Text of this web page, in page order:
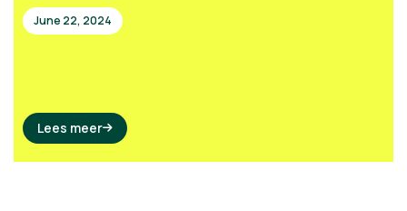
June 22, 2024
Lees meer